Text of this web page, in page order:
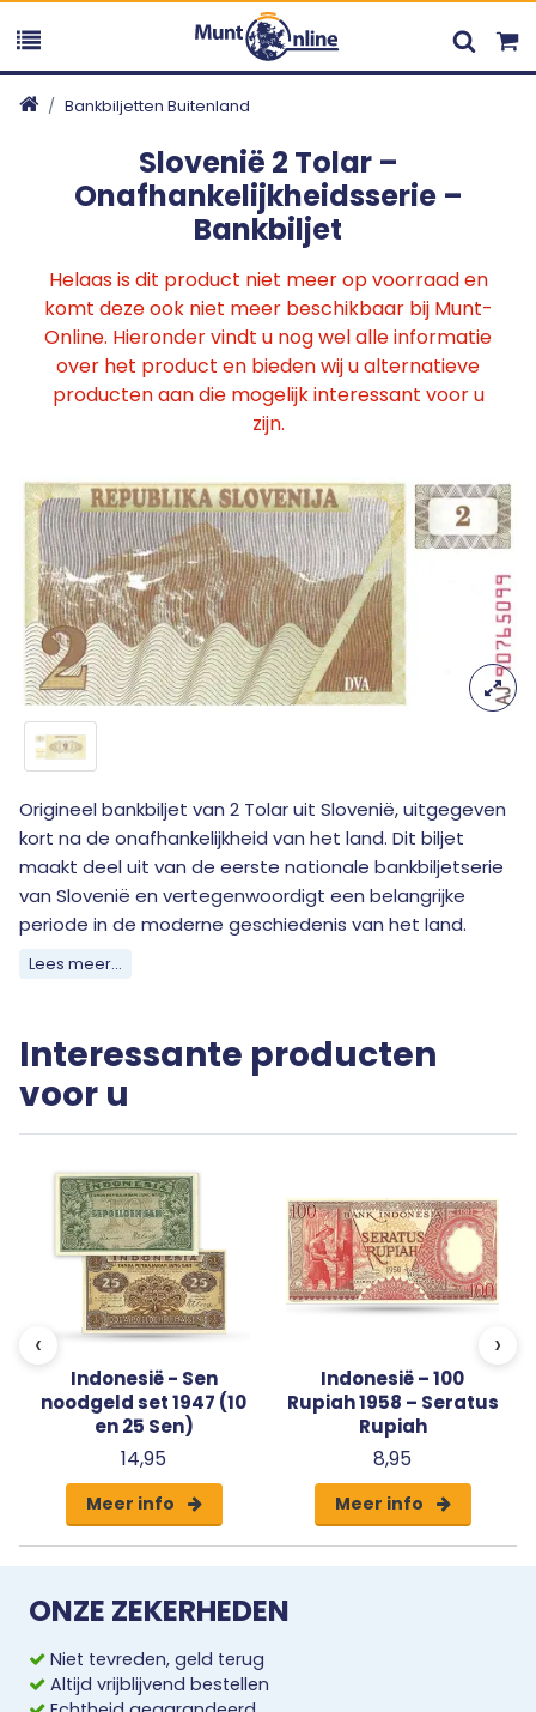
Bankbiljetten Buitenland
Slovenië 2 Tolar –
Onafhankelijkheidsserie –
Bankbiljet
Helaas is dit product niet meer op voorraad en
komt deze ook niet meer beschikbaar bij Munt-
Online. Hieronder vindt u nog wel alle informatie
over het product en bieden wij u alternatieve
producten aan die mogelijk interessant voor u
zijn.
Origineel bankbiljet van 2 Tolar uit Slovenië, uitgegeven
kort na de onafhankelijkheid van het land. Dit biljet
maakt deel uit van de eerste nationale bankbiljetserie
van Slovenië en vertegenwoordigt een belangrijke
periode in de moderne geschiedenis van het land.
Lees meer...
Interessante producten
voor u
‹
Indonesië - Sen
noodgeld set 1947 (10
en 25 Sen)
14,95
Meer info
Indonesië – 100
Rupiah 1958 – Seratus
Rupiah
8,95
Meer info
›
ONZE ZEKERHEDEN
Niet tevreden, geld terug
Altijd vrijblijvend bestellen